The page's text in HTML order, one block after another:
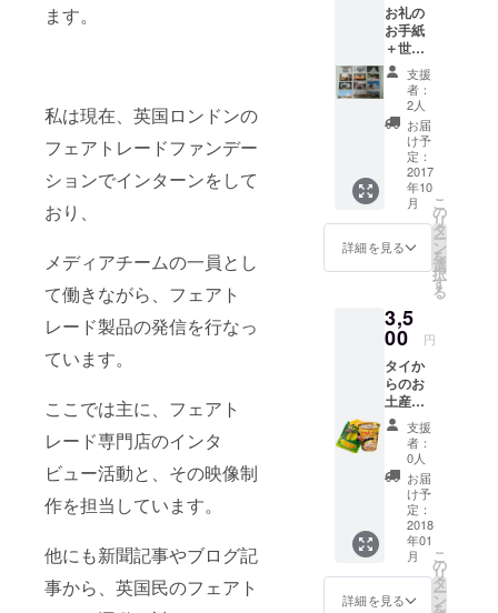
ます。
私は現在、英国ロンドンの
フェアトレードファンデー
ションでインターンをして
おり、
メディアチームの一員とし
て働きながら、フェアト
レード製品の発信を行なっ
ています。
ここでは主に、フェアト
レード専門店のインタ
ビュー活動と、その映像制
作を担当しています。
他にも新聞記事やブログ記
事から、英国民のフェアト
お礼の
お手紙
＋世界
の写真5
枚（お
好きな
ものを
お選び
いただ
けま
す）
支援
者：
2人
お届
け予
定：
2017
年10
月
詳細を見る
こ
の
リ
タ
ー
ン
を
選
択
す
る
3,5
00 円
タイか
らのお
土産を
買って
きま
す！＋
お礼の
お手紙
「ドラ
イマン
ゴー＆
カップ
ヌード
ル」 (画
支援
者：
0人
お届
け予
定：
2018
年01
月
詳細を見る
こ
の
リ
タ
ー
ン